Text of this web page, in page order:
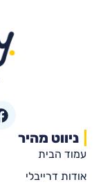
ניווט מהיר
עמוד הבית
אודות דרייבלי